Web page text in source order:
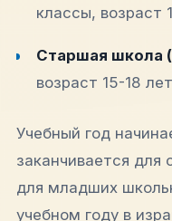
классы, возраст
Старшая школа
возраст 15-18 лет
Учебный год
заканчивается
для младших
учебном году в